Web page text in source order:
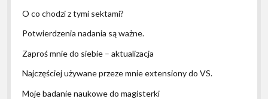
O co chodzi z tymi sektami?
Potwierdzenia nadania są ważne.
Zaproś mnie do siebie – aktualizacja
Najczęściej używane przeze mnie extensiony do VS.
Moje badanie naukowe do magisterki